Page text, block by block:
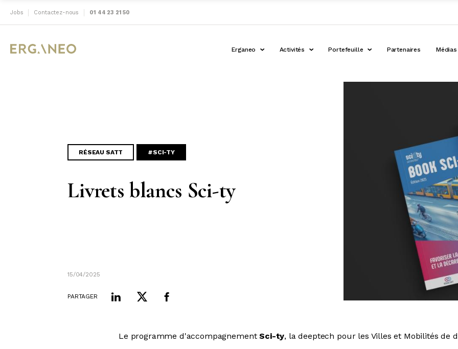
Jobs Contactez-nous 01 44 23 21 50
Erganeo Activités Portefeuille Partenaires Médias
RÉSEAU SATT #SCI-TY
Livrets blancs Sci-ty
15/04/2025
PARTAGER
Le programme d'accompagnementSci-ty, la deeptech pour les Villes et Mobilités de